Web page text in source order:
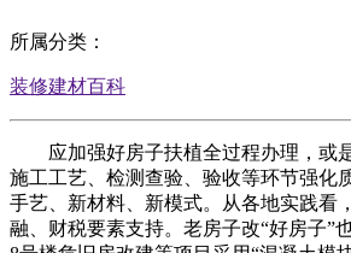
所属分类：
装修建材百科
应加强好房子扶植全过程办理，或是
施工工艺、检测查验、验收等环节强化
手艺、新材料、新模式。从各地实践看
融、财税要素支持。老房子改“好房子”